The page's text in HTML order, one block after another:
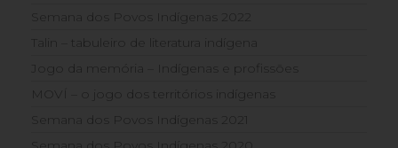
Semana dos Povos Indígenas 2022
Talin – tabuleiro de literatura indígena
Jogo da memória – Indígenas e profissões
MOVÍ – o jogo dos territórios indígenas
Semana dos Povos Indígenas 2021